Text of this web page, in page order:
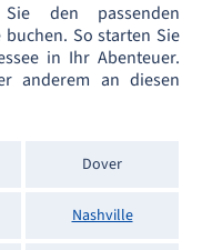
den passenden
So starten Sie
in Ihr Abenteuer.
anderem an diesen
Dover
Nashville